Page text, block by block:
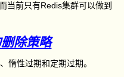
当前只有Redis集群可以做到
除策略
惰性过期和定期过期。